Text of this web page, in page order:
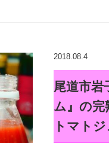
2018.08.4
尾道市岩
ム』の
トマト